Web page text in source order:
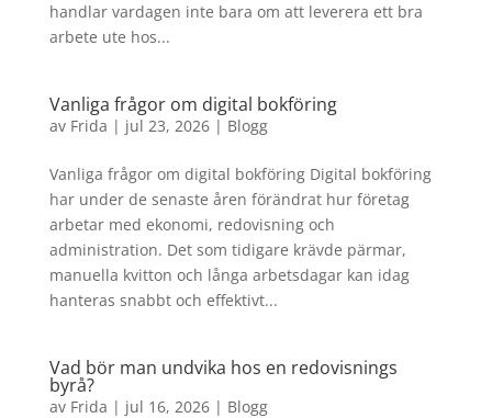
handlar vardagen inte bara om att leverera ett bra
arbete ute hos...
Vanliga frågor om digital bokföring
av Frida | jul 23, 2026| Blogg
Vanliga frågor om digital bokföring Digital bokföring
har under de senaste åren förändrat hur företag
arbetar med ekonomi, redovisning och
administration. Det som tidigare krävde pärmar,
manuella kvitton och långa arbetsdagar kan idag
hanteras snabbt och effektivt...
Vad bör man undvika hos en redovisnings
byrå?
av Frida | jul 16, 2026| Blogg